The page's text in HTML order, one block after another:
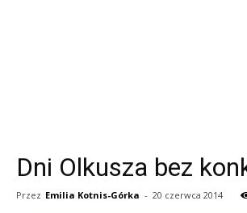
Dni Olkusza bez
Przez Emilia Kotnis-Górka - 20 czerwca 2014